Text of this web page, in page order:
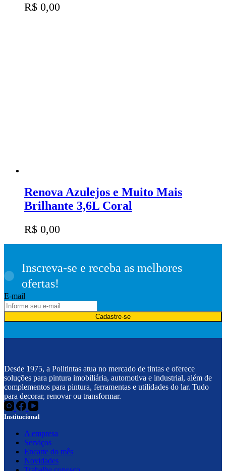
R$ 0,00
Renova Azulejos e Muito Mais
Brilhante 3,6L Coral
R$ 0,00
Inscreva-se e receba as melhores
ofertas!
E-mail
Cadastre-se
Desde 1975, a Politintas atua no mercado de tintas e oferece
soluções para pintura imobiliária, automotiva e industrial, além de
complementos para pintura, ferramentas e utilidades do lar. Tudo
para decorar, renovar ou transformar.
Institucional
A empresa
Serviços
Encarte do mês
Novidades